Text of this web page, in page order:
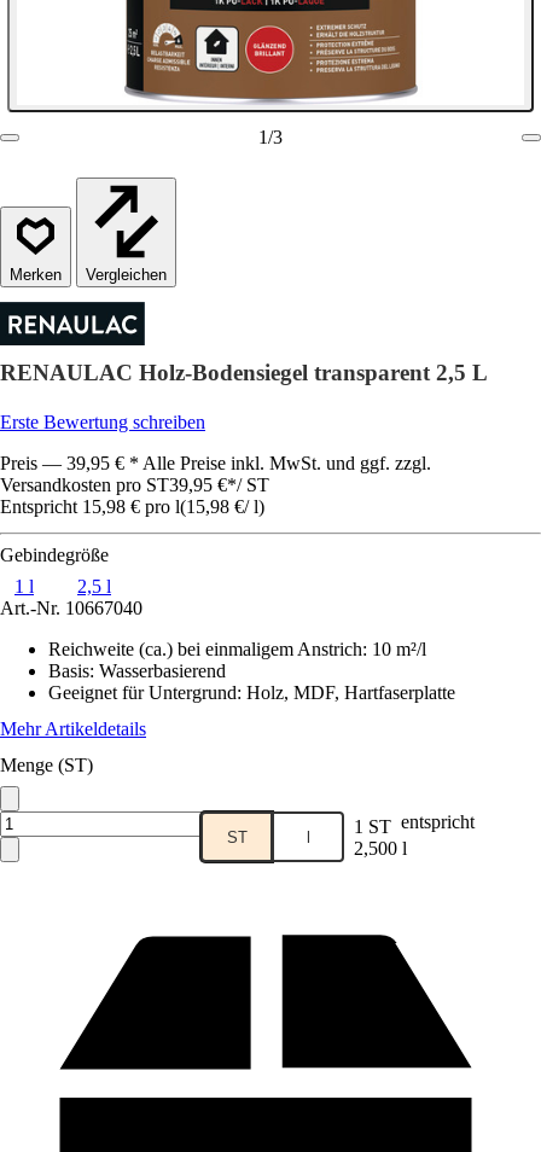
1/3
Vergleichen
RENAULAC Holz-Bodensiegel transparent 2,5 L
Erste Bewertung schreiben
Preis — 39,95 € * Alle Preise inkl. MwSt. und ggf. zzgl.
Versandkosten pro ST39,95 €*/ ST
Entspricht 15,98 € pro l(15,98 €/ l)
Gebindegröße
1 l
2,5 l
Art.-Nr. 10667040
Reichweite (ca.) bei einmaligem Anstrich: 10 m²/l
Basis: Wasserbasierend
Geeignet für Untergrund: Holz, MDF, Hartfaserplatte
Mehr Artikeldetails
Menge (ST)
ST l 1 ST entspricht
2,500 l